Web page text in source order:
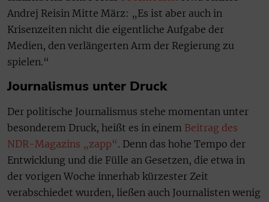
Andrej Reisin Mitte März: „Es ist aber auch in
Krisenzeiten nicht die eigentliche Aufgabe der
Medien, den verlängerten Arm der Regierung zu
spielen.“
Journalismus unter Druck
Der politische Journalismus stehe momentan unter
besonderem Druck, heißt es in einem Beitrag des
NDR-Magazins „zapp“. Denn das hohe Tempo der
Entwicklung und die Fülle an Gesetzen, die etwa in
der vorigen Woche innerhab kürzester Zeit
verabschiedet wurden, ließen auch Journalisten wenig